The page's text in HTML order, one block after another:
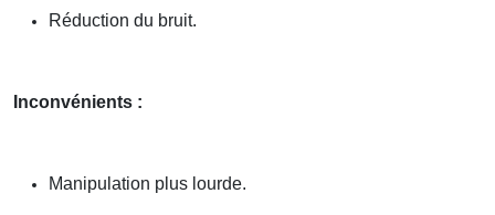
Réduction du bruit.
Inconvénients :
Manipulation plus lourde.